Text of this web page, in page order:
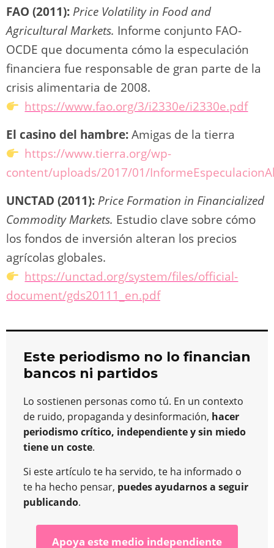
FAO (2011): Price Volatility in Food and
Agricultural Markets. Informe conjunto FAO-
OCDE que documenta cómo la especulación
financiera fue responsable de gran parte de la
crisis alimentaria de 2008.
https://www.fao.org/3/i2330e/i2330e.pdf
El casino del hambre:Amigas de la tierra
https://www.tierra.org/wp-
content/uploads/2017/01/
UNCTAD (2011): Price Formation in Financialized
Commodity Markets. Estudio clave sobre cómo
los fondos de inversión alteran los precios
agrícolas globales.
https://unctad.org/system/files/official-
document/gds20111_en.pdf
Este periodismo no lo financian
bancos ni partidos
Lo sostienen personas como tú. En un contexto
de ruido, propaganda y desinformación, hacer
periodismo crítico, independiente y sin miedo
tiene un coste.
Si este artículo te ha servido, te ha informado o
te ha hecho pensar, puedes ayudarnos a seguir
publicando.
Apoya este medio independiente